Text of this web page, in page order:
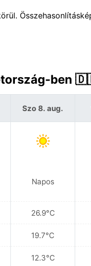
ben
Szo 8. aug.
Napos
26.9°C
19.7°C
12.3°C